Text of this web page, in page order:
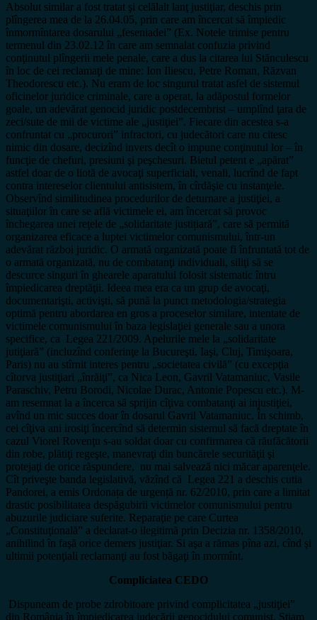
Absolut similar a fost tratat şi celălalt lanţ justiţiar, deschis prin
plîngerea mea de la 26.04.05, prin care am încercat să împiedic
înmormîntarea dosarului „feseniadei” (Ex. Notele trimise pentru
termenul din 23.02.12 în care am semnalat confuzia privind
conţinutul plîngerii mele penale, care a dus la citarea lui Stănculescu
în loc de cei reclamaţi de mine: Ion Iliescu, Petre Roman, Răzvan
Theodorescu etc.). Nu eram de loc singurul tratat asfel de sistemul
oficinelor juridice criminale, care a operat, la adăpostul formelor
goale, un adevărat genocid juridic postdecembrist – umplînd ţara de
zeci/sute de mii de victime ale „justiţiei”. Fiecare din acestea s-a
confruntat cu „procurori” infractori, cu judecători care nu citesc
nimic din dosare, decizînd invers decît o impune conţinutul lor – în
funcţie de chefuri, presiuni şi peşchesuri. Bietul petent e „apărat”
astfel doar de o liotă de avocaţi superficiali, venali, lucrînd de fapt
contra intereselor clientului antisistem, în cîrdăşie cu instanţele.
Observînd similitudinea procedurilor de deturnare a justiţiei, a
situaţiilor în care se află victimele ei, am încercat să provoc
închegarea unei reţele de „solidaritate justițiară”, care să permită
organizarea eficace a luptei victimelor comunismului, într-un
adevărat război juridic. O armată organizată poate fi înfruntată tot de
o armată organizată, nu de combatanţi individuali, siliţi să se
descurce singuri în ghearele aparatului folosit sistematic întru
împiedicarea dreptăţii. Ideea mea era ca un grup de avocaţi,
documentarişti, activişti, să pună la punct metodologia/strategia
optimă pentru abordarea en gros a proceselor similare, intentate de
victimele comunismului în baza legislaţiei generale sau a unora
specifice, ca Legea 221/2009. Apelurile mele la „solidaritate
jutiţiară” (incluzînd conferinţe la Bucureşti, Iaşi, Cluj, Timişoara,
Paris) nu au stîrnit interes pentru „societatea civilă” (cu excepţia
cîtorva justiţiari „înrăiţi”, ca Nica Leon, Gavril Vatamaniuc, Vasile
Paraschiv, Petru Borodi, Nicolae Durac, Antonie Popescu etc.). M-
am resemnat la a încerca să sprijin cîţiva combatanţi ai injustiţiei,
avînd un mic succes doar în dosarul Gavril Vatamaniuc. În schimb,
cei cîţiva ani irosiţi încercînd să determin sistemul să facă dreptate în
cazul Viorel Rovenţu s-au soldat doar cu confirmarea că răufăcătorii
din robe, plătiţi regeşte, manevraţi din buncărele securităţii şi
protejaţi de orice răspundere, nu mai salvează nici măcar aparenţele.
Cît priveşte banda legislativă, văzînd că Legea 221 a deschis cutia
Pandorei, a emis Ordonața de urgență nr. 62/2010, prin care a limitat
drastic posibilitatea despăgubirii victimelor comunismului pentru
abuzurile judiciare suferite. Reparaţie pe care Curtea
„Constituţională” a declarat-o ilegitimă prin Decizia nr. 1358/2010,
anihilind în faşă orice demers justiţiar. Si aşa a rămas pîna azi, cînd şi
ultimii potenţiali reclamanţi au fost băgaţi în mormînt.
Compliciatea CEDO
Dispuneam de probe zdrobitoare privind complicitatea „justiţiei”
din România în împiedicarea judecării genocidului comunist. Ştiam